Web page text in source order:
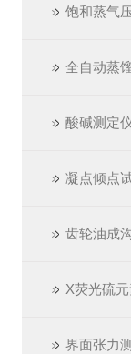
饱和蒸气
全自动蒸
酸碱测定
凝点倾点
齿轮油成
X荧光硫
界面张力